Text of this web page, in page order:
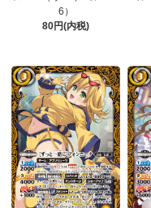
6）
80円(内税)